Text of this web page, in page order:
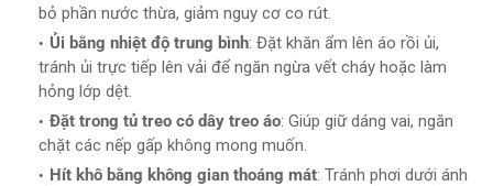
bỏ phần nước thừa, giảm nguy cơ co rút.
Ủi bằng nhiệt độ trung bình: Đặt khăn ẩm lên áo rồi ủi,
tránh ủi trực tiếp lên vải để ngăn ngừa vết cháy hoặc làm
hỏng lớp dệt.
Đặt trong tủ treo có dây treo áo: Giúp giữ dáng vai, ngăn
chặt các nếp gấp không mong muốn.
Hít khô bằng không gian thoáng mát: Tránh phơi dưới ánh